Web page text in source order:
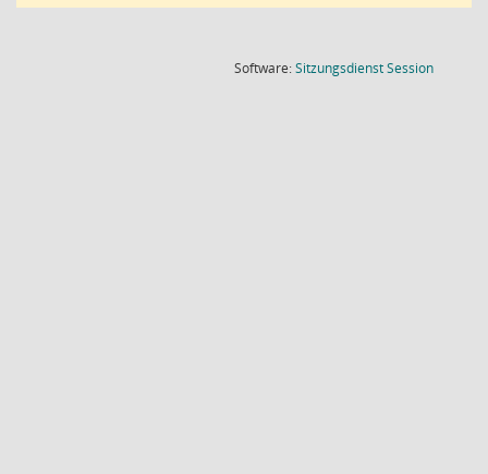
Software:SitzungsdienstSession(Wird in